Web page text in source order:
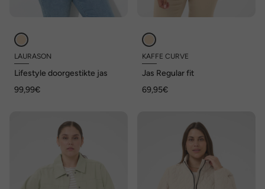
LAURASON
Lifestyle doorgestikte jas
99,99€
KAFFE CURVE
Jas Regular fit
69,95€